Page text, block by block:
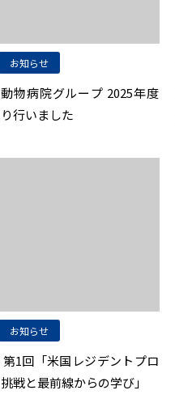
お知らせ
物病院グループ 2025年度
行いました
お知らせ
1回「米国レジデントプロ
戦と最前線からの学び」